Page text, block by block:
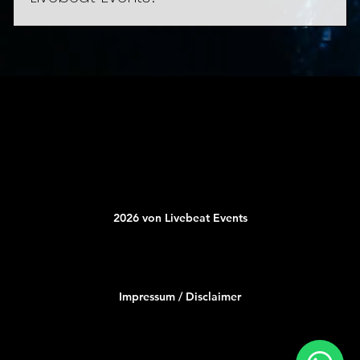
Unser Team kommuniziert auf Deutsch, Englisch
reibungslose Koordination für Events in allen
2026 von Livebeat Events
Impressum / Disclaimer